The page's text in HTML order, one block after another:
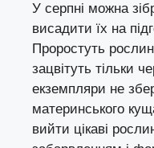
У серпні можна
висадити їх на
Проростуть
зацвітуть тільки
екземпляри не
материнського
вийти цікаві